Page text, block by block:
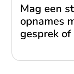
Mag een
opnames
gesprek of